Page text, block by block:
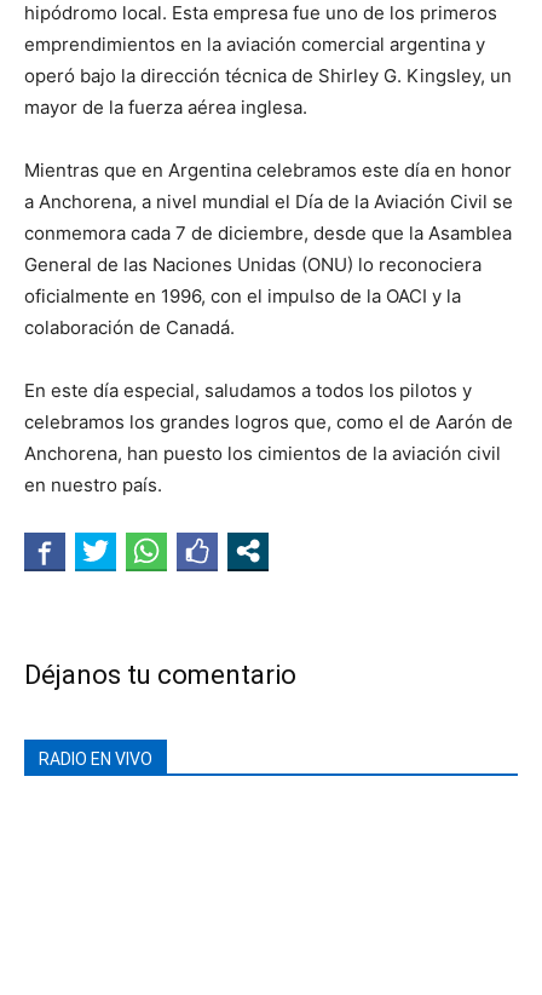
hipódromo local. Esta empresa fue uno de los primeros
emprendimientos en la aviación comercial argentina y
operó bajo la dirección técnica de Shirley G. Kingsley, un
mayor de la fuerza aérea inglesa.
Mientras que en Argentina celebramos este día en honor
a Anchorena, a nivel mundial el Día de la Aviación Civil se
conmemora cada 7 de diciembre, desde que la Asamblea
General de las Naciones Unidas (ONU) lo reconociera
oficialmente en 1996, con el impulso de la OACI y la
colaboración de Canadá.
En este día especial, saludamos a todos los pilotos y
celebramos los grandes logros que, como el de Aarón de
Anchorena, han puesto los cimientos de la aviación civil
en nuestro país.
Déjanos tu comentario
RADIO EN VIVO